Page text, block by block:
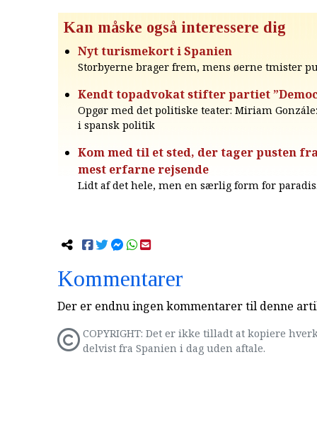
Kan måske også interessere dig
Nyt turismekort i Spanien
Storbyerne brager frem, mens øerne tmister
Kendt topadvokat stifter partiet
Opgør med det politiske teater: Miriam
i spansk politik
Kom med til et sted, der tager pusten
mest erfarne rejsende
Lidt af det hele, men en særlig form for
Kommentarer
Der er endnu ingen kommentarer til denne
COPYRIGHT: Det er ikke tilladt at kopiere
delvist fra Spanien i dag uden aftale.